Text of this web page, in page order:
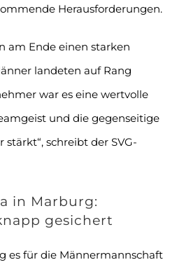
Herausforderungen.
am Ende einen starken
landeten auf Rang
war es eine wertvolle
und die gegenseitige
schreibt der SVG-
in Marburg:
gesichert
es für die Männermannschaft